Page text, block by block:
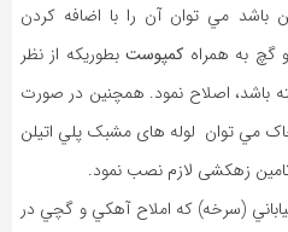
باشد مي توان آن را با اضافه کردن
به همراه کمپوستبطوريکه از نظر
باشد، اصلاح نمود. همچنين در صورت
مي توان لوله های مشبک پلي اتيلن
زهکشی لازم نصب نمود.
(سرخه) که املاح آهکي و گچي در